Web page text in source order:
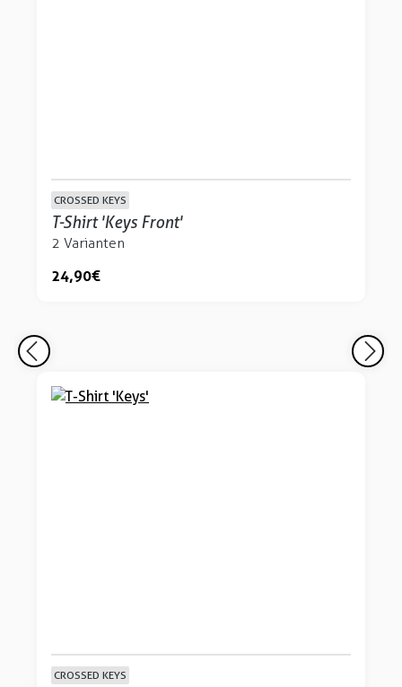
CROSSED KEYS
T-Shirt 'Keys Front'
2 Varianten
24,90 €
CROSSED KEYS